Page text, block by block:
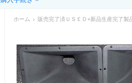
ホーム 販売完了済ＵＳＥＤ+新品生産完了製